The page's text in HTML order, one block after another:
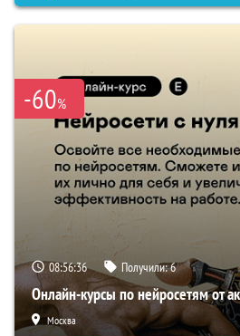
-60%
08:56:35 Получили:6
Онлайн-курсы по нейросетям от
Москва